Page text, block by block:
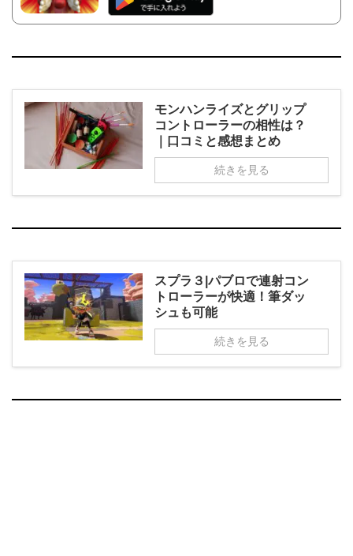
モンハンライズとグリップ
コントローラーの相性は？
｜口コミと感想まとめ
続きを見る
スプラ３|パブロで連射コン
トローラーが快適！筆ダッ
シュも可能
続きを見る